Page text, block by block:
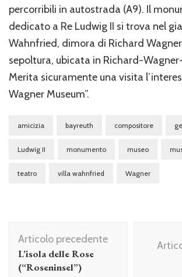
percorribili in autostrada (A9). Il
dedicato a Re Ludwig II si trova nel
Wahnfried, dimora di Richard
sepoltura, ubicata in Richard-
Merita sicuramente una visita
Wagner Museum”.
amicizia bayreuth compositore
Ludwig II monumento museo
teatro villa wahnfried Wagner
Navigazione
articolo
Articolo precedente
L’isola delle Rose
(“Roseninsel”)